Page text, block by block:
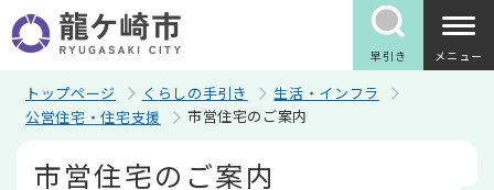
の
ペ
早引き メニュー
トップページ くらしの手引き
生活・インフラ
公営住宅・住宅支援
市営住宅のご案内
市営住宅のご案内